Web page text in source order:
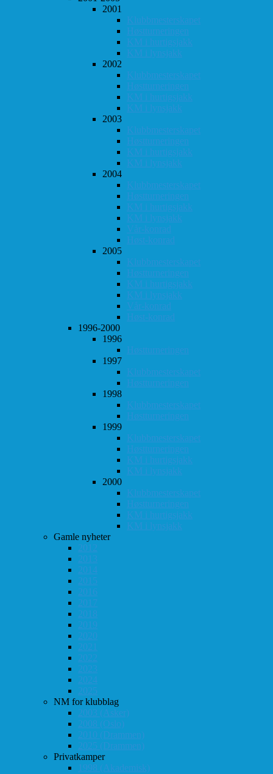
2001
Klubbmesterskapet
Høstturneringen
KM i hurtigsjakk
KM i lynsjakk
2002
Klubbmesterskapet
Høstturneringen
KM i hurtigsjakk
KM i lynsjakk
2003
Klubbmesterskapet
Høstturneringen
KM i hurtigsjakk
KM i lynsjakk
2004
Klubbmesterskapet
Høstturneringen
KM i hurtigsjakk
KM i lynsjakk
Vår-konrad
Høst-konrad
2005
Klubbmesterskapet
Høstturneringen
KM i hurtigsjakk
KM i lynsjakk
Vår-konrad
Høst-konrad
1996-2000
1996
Høstturneringen
1997
Klubbmesterskapet
Høstturneringen
1998
Klubbmesterskapet
Høstturneringen
1999
Klubbmesterskapet
Høstturneringen
KM i hurtigsjakk
KM i lynsjakk
2000
Klubbmesterskapet
Høstturneringen
KM i hurtigsjakk
KM i lynsjakk
Gamle nyheter
2012
2013
2014
2015
2016
2017
2018
2019
2020
2021
2022
2023
2024
2025
NM for klubblag
2003 (Asker)
2008 (Oslo)
2010 (Drammen)
2025 (Drammen)
Privatkamper
1998 (Akademisk)